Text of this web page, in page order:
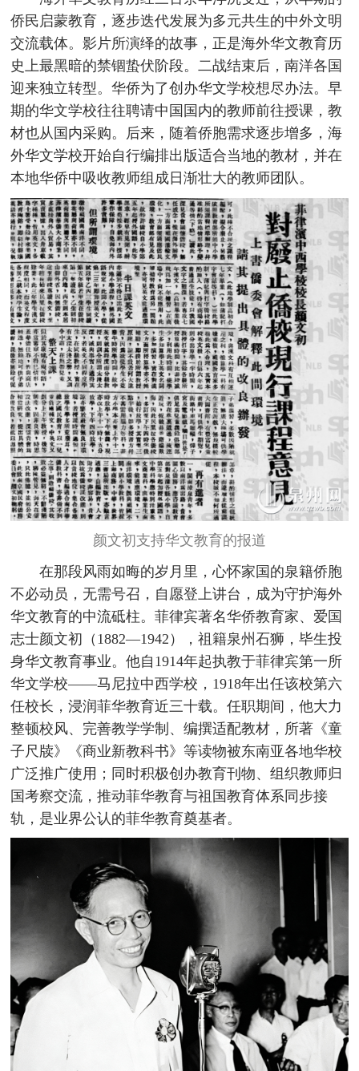
侨民启蒙教育，逐步迭代发展为多元共生的中外文明
交流载体。影片所演绎的故事，正是海外华文教育历
史上最黑暗的禁锢蛰伏阶段。二战结束后，南洋各国
迎来独立转型。华侨为了创办华文学校想尽办法。早
期的华文学校往往聘请中国国内的教师前往授课，教
材也从国内采购。后来，随着侨胞需求逐步增多，海
外华文学校开始自行编排出版适合当地的教材，并在
本地华侨中吸收教师组成日渐壮大的教师团队。
颜文初支持华文教育的报道
在那段风雨如晦的岁月里，心怀家国的泉籍侨胞
不必动员，无需号召，自愿登上讲台，成为守护海外
华文教育的中流砥柱。菲律宾著名华侨教育家、爱国
志士颜文初（1882—1942），祖籍泉州石狮，毕生投
身华文教育事业。他自1914年起执教于菲律宾第一所
华文学校——马尼拉中西学校，1918年出任该校第六
任校长，浸润菲华教育近三十载。任职期间，他大力
整顿校风、完善教学学制、编撰适配教材，所著《童
子尺牍》《商业新教科书》等读物被东南亚各地华校
广泛推广使用；同时积极创办教育刊物、组织教师归
国考察交流，推动菲华教育与祖国教育体系同步接
轨，是业界公认的菲华教育奠基者。